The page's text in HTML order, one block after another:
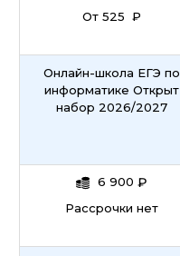
От 525 ₽
Онлайн-школа ЕГЭ по
информатике Открыт
набор 2026/2027
6 900 ₽
Рассрочки нет